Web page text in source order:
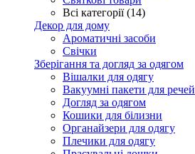
Всі категорії (14)
Декор для дому
Ароматичні засоби
Свічки
Зберігання та догляд за одягом
Вішалки для одягу
Вакуумні пакети для речей
Догляд за одягом
Кошики для білизни
Органайзери для одягу
Плечики для одягу